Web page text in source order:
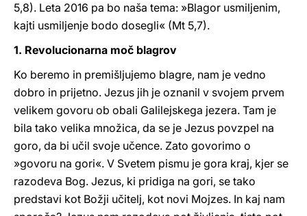
5,8). Leta 2016 pa bo naša tema: »Blagor usmiljenim,
kajti usmiljenje bodo dosegli« (Mt 5,7).
1. Revolucionarna moč blagrov
Ko beremo in premišljujemo blagre, nam je vedno
dobro in prijetno. Jezus jih je oznanil v svojem prvem
velikem govoru ob obali Galilejskega jezera. Tam je
bila tako velika množica, da se je Jezus povzpel na
goro, da bi učil svoje učence. Zato govorimo o
»govoru na gori«. V Svetem pismu je gora kraj, kjer se
razodeva Bog. Jezus, ki pridiga na gori, se tako
predstavi kot Božji učitelj, kot novi Mojzes. In kaj nam